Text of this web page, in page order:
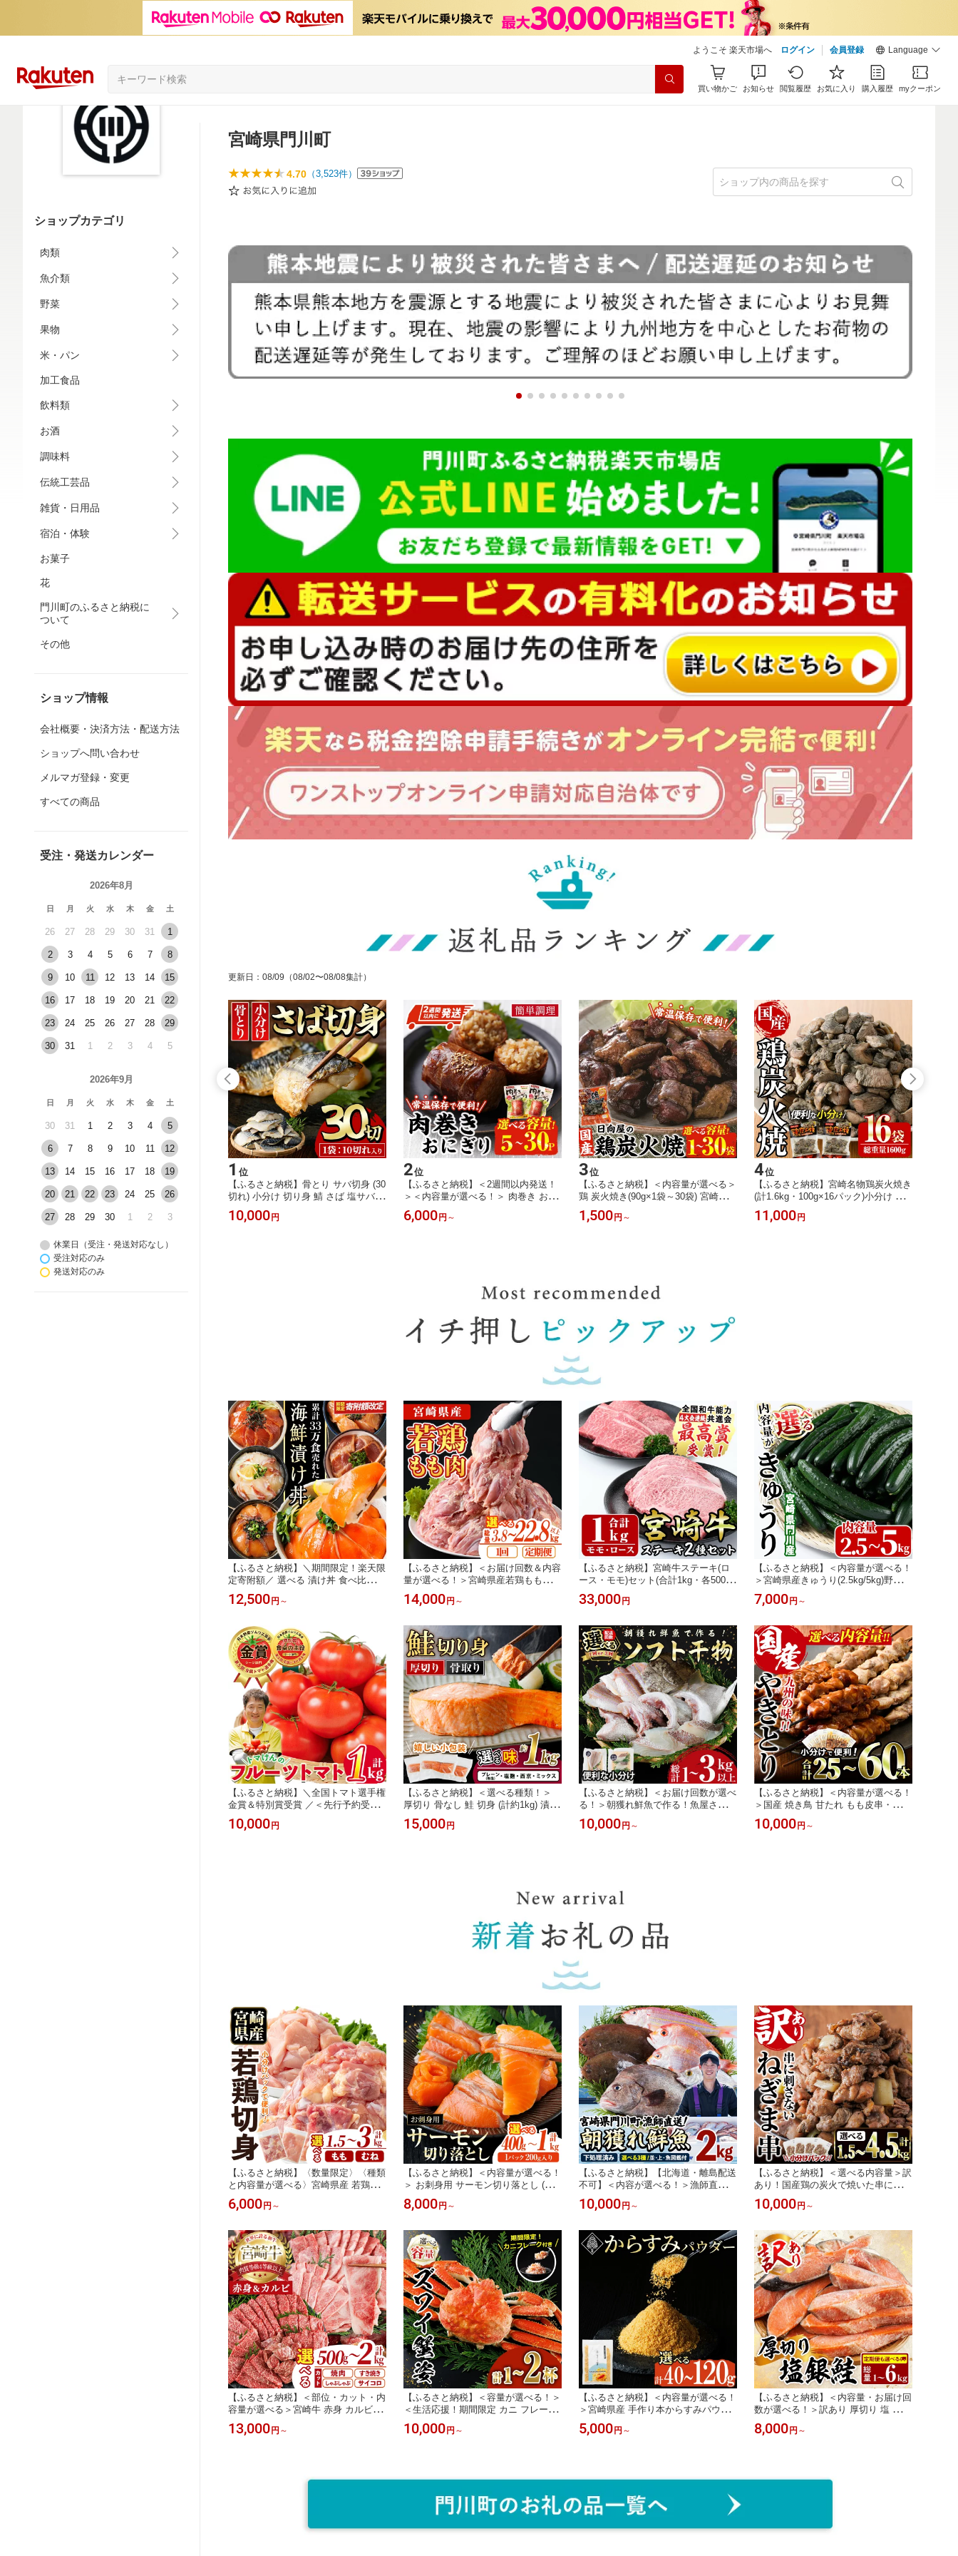
ようこそ 楽天市場へ ログイン 会員登録 Language
買い物かご お知らせ 閲覧履歴 お気に入り 購入履歴 myクーポン
ショップカテゴリ
肉類
魚介類
野菜
果物
米・パン
加工食品
飲料類
お酒
調味料
伝統工芸品
雑貨・日用品
宿泊・体験
お菓子
花
門川町のふるさと納税に
ついて
その他
ショップ情報
会社概要・決済方法・配送方法
ショップへ問い合わせ
メルマガ登録・変更
すべての商品
受注・発送カレンダー
2026年8月
日 月 火 水 木 金 土
26 27 28 29 30 31 1
2 3 4 5 6 7 8
9 10 11 12 13 14 15
16 17 18 19 20 21 22
23 24 25 26 27 28 29
30 31 1 2 3 4 5
2026年9月
日 月 火 水 木 金 土
30 31 1 2 3 4 5
6 7 8 9 10 11 12
13 14 15 16 17 18 19
20 21 22 23 24 25 26
27 28 29 30 1 2 3
休業日（受注・発送対応なし）
受注対応のみ
発送対応のみ
宮崎県門川町
4.70 （3,523件）
更新日 ： 08/09 （08/02〜08/08集計）
15位
【ふるさと納税】【北海道・離島配送
不可】生若鮎(約1kg・12～16匹) 鮎 冷
蔵 若鮎 生き〆 生きシメ 国産 門川町
産 宮崎県産 塩焼き あゆ 川魚 養殖 香
12,000
1 位
【ふるさと納税】骨とり サバ切身 (30
切れ) 小分け 切り身 鯖 さば 塩サバ
塩鯖 骨取り済 カット済 塩焼き 簡単
冷凍 お弁当 おかず【E-31】【水永水
10,000円
2位
【ふるさと納税】＜2週間以内発送！
＞＜内容量が選べる！＞ 肉巻き おに
ぎり タレ味 (計5P-30P) 豚肉 お弁当
レンジアップ 小分け タレ 湯煎 個包
6,000円 ～
3位
【ふるさと納税】＜内容量が選べる＞
鶏 炭火焼き(90g×1袋～30袋) 宮崎名物
レンジアップ 小分け 湯煎 レトルト
惣菜 簡単調理 鶏肉 国産 常温 常温保
1,500円 ～
4位
【ふるさと納税】宮崎名物鶏炭火焼き
(計1.6kg・100g×16パック)小分け 真
空パック おつまみ 鶏肉 とりにく 鳥
肉 柚子胡椒 【AP-49】【日向屋】
11,000円
【ふるさと納税】＼期間限定！楽天限
定寄附額／ 選べる 漬け丼 食べ比べ
セット ぶり 真鯛 カンパチ まぐろ サ
ーモン カツオのたたき 小分け 個包装
取り寄せ 鰤 鮪 鯛 【UZ-11・UZ-12】
【請関水産】
12,500円 ～
【ふるさと納税】＜お届け回数＆内容
量が選べる！＞宮崎県産若鶏もも肉
(計3.8kg～22.8kg以上・鶏もも一枚肉
250～350g×10～24枚) お肉 鳥肉 とり
揚げ から揚げ からあげ 冷凍 便利
【NK-03・NK-21・NK-22・NK-23】
【南九フーズ】
14,000円 ～
【ふるさと納税】宮崎牛ステーキ(ロ
ース・モモ)セット(合計1kg・各500g)
国産 宮崎県産 牛肉 お肉 黒毛和牛 冷
凍【R-77】【ミヤチク】
33,000円
【ふるさと納税】＜内容量が選べる！
＞宮崎県産きゅうり(2.5kg/5kg)野菜
やさい 旬 新鮮 サラダ キュウリ 胡瓜
冷蔵 宮崎県産【NS-1・NS-1】【中澤
7,000円 ～
【ふるさと納税】＼全国トマト選手権
金賞＆特別賞受賞 ／＜先行予約受付
中！2027年2～5月の間に発送予定＞
トマけんのフルーツトマト(計1kg) フ
10,000円
【ふるさと納税】＜選べる種類！＞
厚切り 骨なし 鮭 切身 (計約1kg) 漬け
皮付き 小分け 真空包装 骨とり 骨取
り済 カット済 簡単 魚 冷凍 お弁当 塩
15,000円
【ふるさと納税】＜お届け回数が選べ
る！＞朝獲れ鮮魚で作る！魚屋さんの
自家製 ソフト 干物(合計1kg以上・総
計3kg以上)アジ イワシ カマス イカ
10,000円 ～
【ふるさと納税】＜内容量が選べる！
＞国産 焼き鳥 甘たれ もも皮串・うま
塩もも串 2種セット(合計25～60本)鶏
肉 もも肉 焼鳥 小分け 便利 冷凍 バー
10,000円 ～
【ふるさと納税】〈数量限定〉〈種類
と内容量が選べる〉宮崎県産 若鶏も
も肉 むね肉 切身(計1.5～3kg・250g×
6～12袋)もも肉 むね肉 小分 鶏肉 鳥
弁当 おかず つまみ 冷凍 宮崎県【MF-
76・MF-77・MF-78・MF-79】【エム
ファーム】
6,000 円 ～
【ふるさと納税】＜内容量が選べる！
＞ お刺身用 サーモン切り落とし (計4
00g～1kg) 鮭 小分け 真空 パック 冷凍
刺身 シャケ サケ 魚 魚介 漬け丼 海鮮
8,000 円 ～
【ふるさと納税】【北海道・離島配送
不可】＜内容が選べる！＞漁師直送！
朝獲れ 季節の 鮮魚 詰め合わせ (合計2
kg以上・3～5種) 下処理済み 大衆魚
イカ 鯛 海鮮 魚介 食べ比べ 詰合せ 宮
崎県産【O-10・O-11・O-12】【門川
漁業協同組合】
10,000 円 ～
【ふるさと納税】＜選べる内容量＞訳
あり！国産鶏の炭火で焼いた串に刺さ
ない ねぎま 串(計1.5kg～4.5kg)炭火
焼 小分け 真空パック おつまみ 焼き
モモ肉 冷凍 ふるさと納税 【V-73・V-
74・V-75】【味鶏フーズ】
10,000 円 ～
【ふるさと納税】＜部位・カット・内
容量が選べる＞宮崎牛 赤身 カルビ
(計500g～2kg) すき焼き 焼肉 お肉 牛
肉 黒毛和牛 宮崎牛 ブランド和牛 バ
13,000 円 ～
【ふるさと納税】＜容量が選べる！＞
＜生活応援！期間限定 カニ フレーク
付き＞ボイル ズワイガニ(1杯・2杯)ず
わいがに ずわい 蟹 カニ かに 姿 ガニ
10,000 円 ～
【ふるさと納税】＜内容量が選べる！
＞宮崎県産 手作り本からすみパウダ
ー(計40～120g)カラスミ 魚卵 珍味 つ
まみ 唐墨 珍味 酒の肴 ボラ ぼら トッ
5,000 円 ～
【ふるさと納税】＜内容量・お届け回
数が選べる！＞訳あり 厚切り 塩 銀鮭
切り身(総計1～6kg) 銀さけ しゃけ さ
け サケ 切身 塩鮭 塩焼き 焼き魚 おか
8,000 円 ～